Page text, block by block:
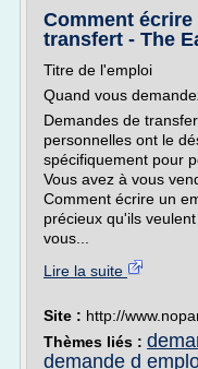
Comment
transfert - The
Titre de l'emploi
Quand vous
Demandes de
personnelles ont le
spécifiquement pour
Vous avez à vous
Comment écrire un
précieux qu'ils
vous...
Lire la suite
Site : http://
Thèmes liés :
demande d